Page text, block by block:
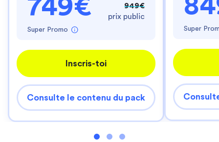
749€
Super Promo
949€
prix public
Inscris-toi
Consulte le contenu du pack
Super